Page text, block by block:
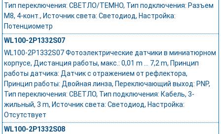
Тип переключения: СВЕТЛО/ТЕМНО, Тип подключения: Разъем
M8, 4-конт., Источник света: Светодиод, Настройка:
Потенциометр
WL100-2P1332S07
WL100-2P1332S07 Фотоэлектрические датчики в миниатюрном
корпусе, Дистанция работы, макс.: 0,01 m ... 7,2 m, Принцип
работы датчика: Датчик с отражением от рефлектора,
Принцип работы: Двойная линза, Переключающий выход: PNP,
Тип переключения: СВЕТЛО, Тип подключения: Кабель, 3-
жильный, 3 m, Источник света: Светодиод, Настройка:
Отсутствует
WL100-2P1332S08